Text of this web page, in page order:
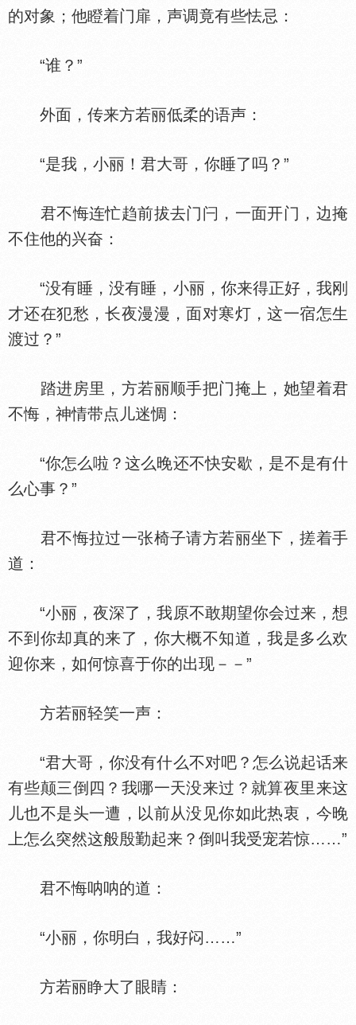
的对象；他瞪着门扉，声调竟有些怯忌：
“谁？”
外面，传来方若丽低柔的语声：
“是我，小丽！君大哥，你睡了吗？”
君不悔连忙趋前拔去门闩，一面开门，边掩
不住他的兴奋：
“没有睡，没有睡，小丽，你来得正好，我刚
才还在犯愁，长夜漫漫，面对寒灯，这一宿怎生
渡过？”
踏进房里，方若丽顺手把门掩上，她望着君
不悔，神情带点儿迷惆：
“你怎么啦？这么晚还不快安歇，是不是有什
么心事？”
君不悔拉过一张椅子请方若丽坐下，搓着手
道：
“小丽，夜深了，我原不敢期望你会过来，想
不到你却真的来了，你大概不知道，我是多么欢
迎你来，如何惊喜于你的出现－－”
方若丽轻笑一声：
“君大哥，你没有什么不对吧？怎么说起话来
有些颠三倒四？我哪一天没来过？就算夜里来这
儿也不是头一遭，以前从没见你如此热衷，今晚
上怎么突然这般殷勤起来？倒叫我受宠若惊……”
君不悔呐呐的道：
“小丽，你明白，我好闷……”
方若丽睁大了眼睛：